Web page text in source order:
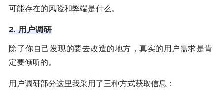
可能存在的风险和弊端是什么。
2. 用户调研
除了你自己发现的要去改造的地方，真实的用户需求是肯
定要倾听的。
用户调研部分这里我采用了三种方式获取信息：